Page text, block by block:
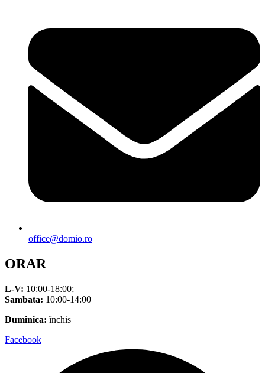
office@domio.ro
ORAR
L-V: 10:00-18:00;
Sambata: 10:00-14:00
Duminica: închis
Facebook